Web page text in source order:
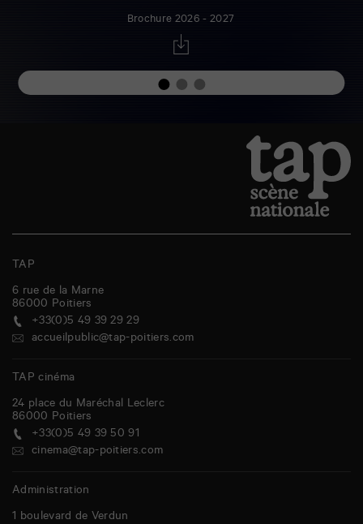
Brochure 2026 - 2027
TAP
6 rue de la Marne
86000 Poitiers
+33(0)5 49 39 29 29
accueilpublic@tap-poitiers.com
TAP cinéma
24 place du Maréchal Leclerc
86000 Poitiers
+33(0)5 49 39 50 91
cinema@tap-poitiers.com
Administration
1 boulevard de Verdun